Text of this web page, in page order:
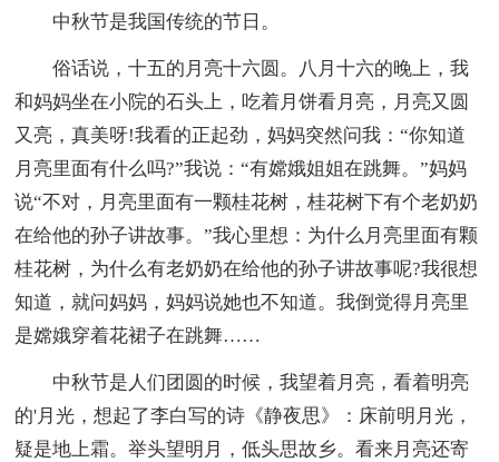
中秋节是我国传统的节日。
俗话说，十五的月亮十六圆。八月十六的晚上，我
和妈妈坐在小院的石头上，吃着月饼看月亮，月亮又圆
又亮，真美呀!我看的正起劲，妈妈突然问我：“你知道
月亮里面有什么吗?”我说：“有嫦娥姐姐在跳舞。”妈妈
说“不对，月亮里面有一颗桂花树，桂花树下有个老奶奶
在给他的孙子讲故事。”我心里想：为什么月亮里面有颗
桂花树，为什么有老奶奶在给他的孙子讲故事呢?我很想
知道，就问妈妈，妈妈说她也不知道。我倒觉得月亮里
是嫦娥穿着花裙子在跳舞……
中秋节是人们团圆的时候，我望着月亮，看着明亮
的'月光，想起了李白写的诗《静夜思》：床前明月光，
疑是地上霜。举头望明月，低头思故乡。看来月亮还寄